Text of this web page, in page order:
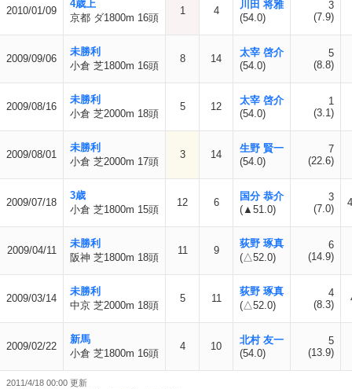
2010/01/09
4歳上
京都 ダ1800m 16頭
1 4
川田 将雅
(54.0)
3
(7.9)
2009/09/06
未勝利
小倉 芝1800m 16頭
8 14
太宰 啓介
(54.0)
5
(8.8)
2009/08/16
未勝利
小倉 芝2000m 18頭
5 12
太宰 啓介
(54.0)
1
(3.1)
2009/08/01
未勝利
小倉 芝2000m 17頭
3 14
生野 賢一
(54.0)
7
(22.6)
2009/07/18
3歳
小倉 芝1800m 15頭
12 6
国分 恭介
(▲51.0)
3
(7.0)
2009/04/11
未勝利
阪神 芝1800m 18頭
11 9
荻野 琢真
(△52.0)
6
(14.9)
2009/03/14
未勝利
中京 芝2000m 18頭
5 11
荻野 琢真
(△52.0)
4
(8.3)
2009/02/22
新馬
小倉 芝1800m 16頭
4 10
北村 友一
(54.0)
5
(13.9)
2011/4/18 00:00 更新